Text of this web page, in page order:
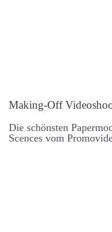
Making-Off
Die schönsten
Scences vom